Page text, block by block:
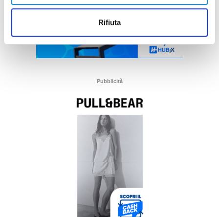
Rifiuta
Pubblicità